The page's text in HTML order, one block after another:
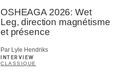
OSHEAGA 2026: Wet
Leg, direction magnétisme
et présence
Par Lyle Hendriks
INTERVIEW
CLASSIQUE